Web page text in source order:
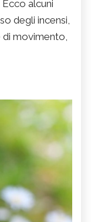
alcuni
degli incensi,
di movimento,